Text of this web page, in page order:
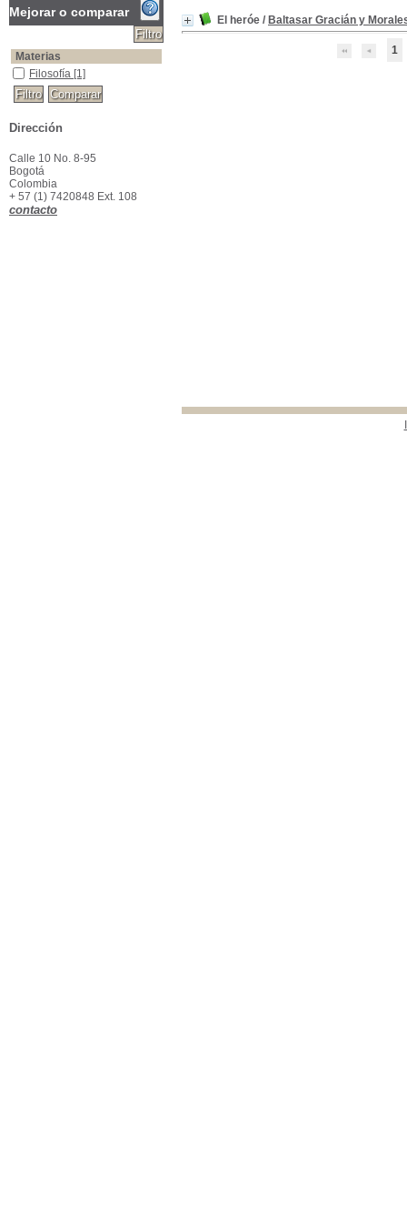
El heróe / Baltasar Gracián y
1
Mejorar o comparar
Materias
Filosofía
Filosofía [1]
Dirección
Calle 10 No. 8-95
Bogotá
Colombia
+ 57 (1) 7420848 Ext. 108
contacto